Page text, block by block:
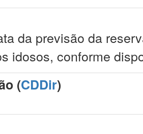
da previsão da
idosos, conforme
(CDDir)